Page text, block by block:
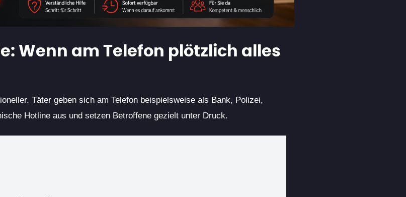
Wenn am Telefon plötzlich alles
Täter geben sich am Telefon beispielsweise als Bank, Polizei,
Hotline aus und setzen Betroffene gezielt unter Druck.